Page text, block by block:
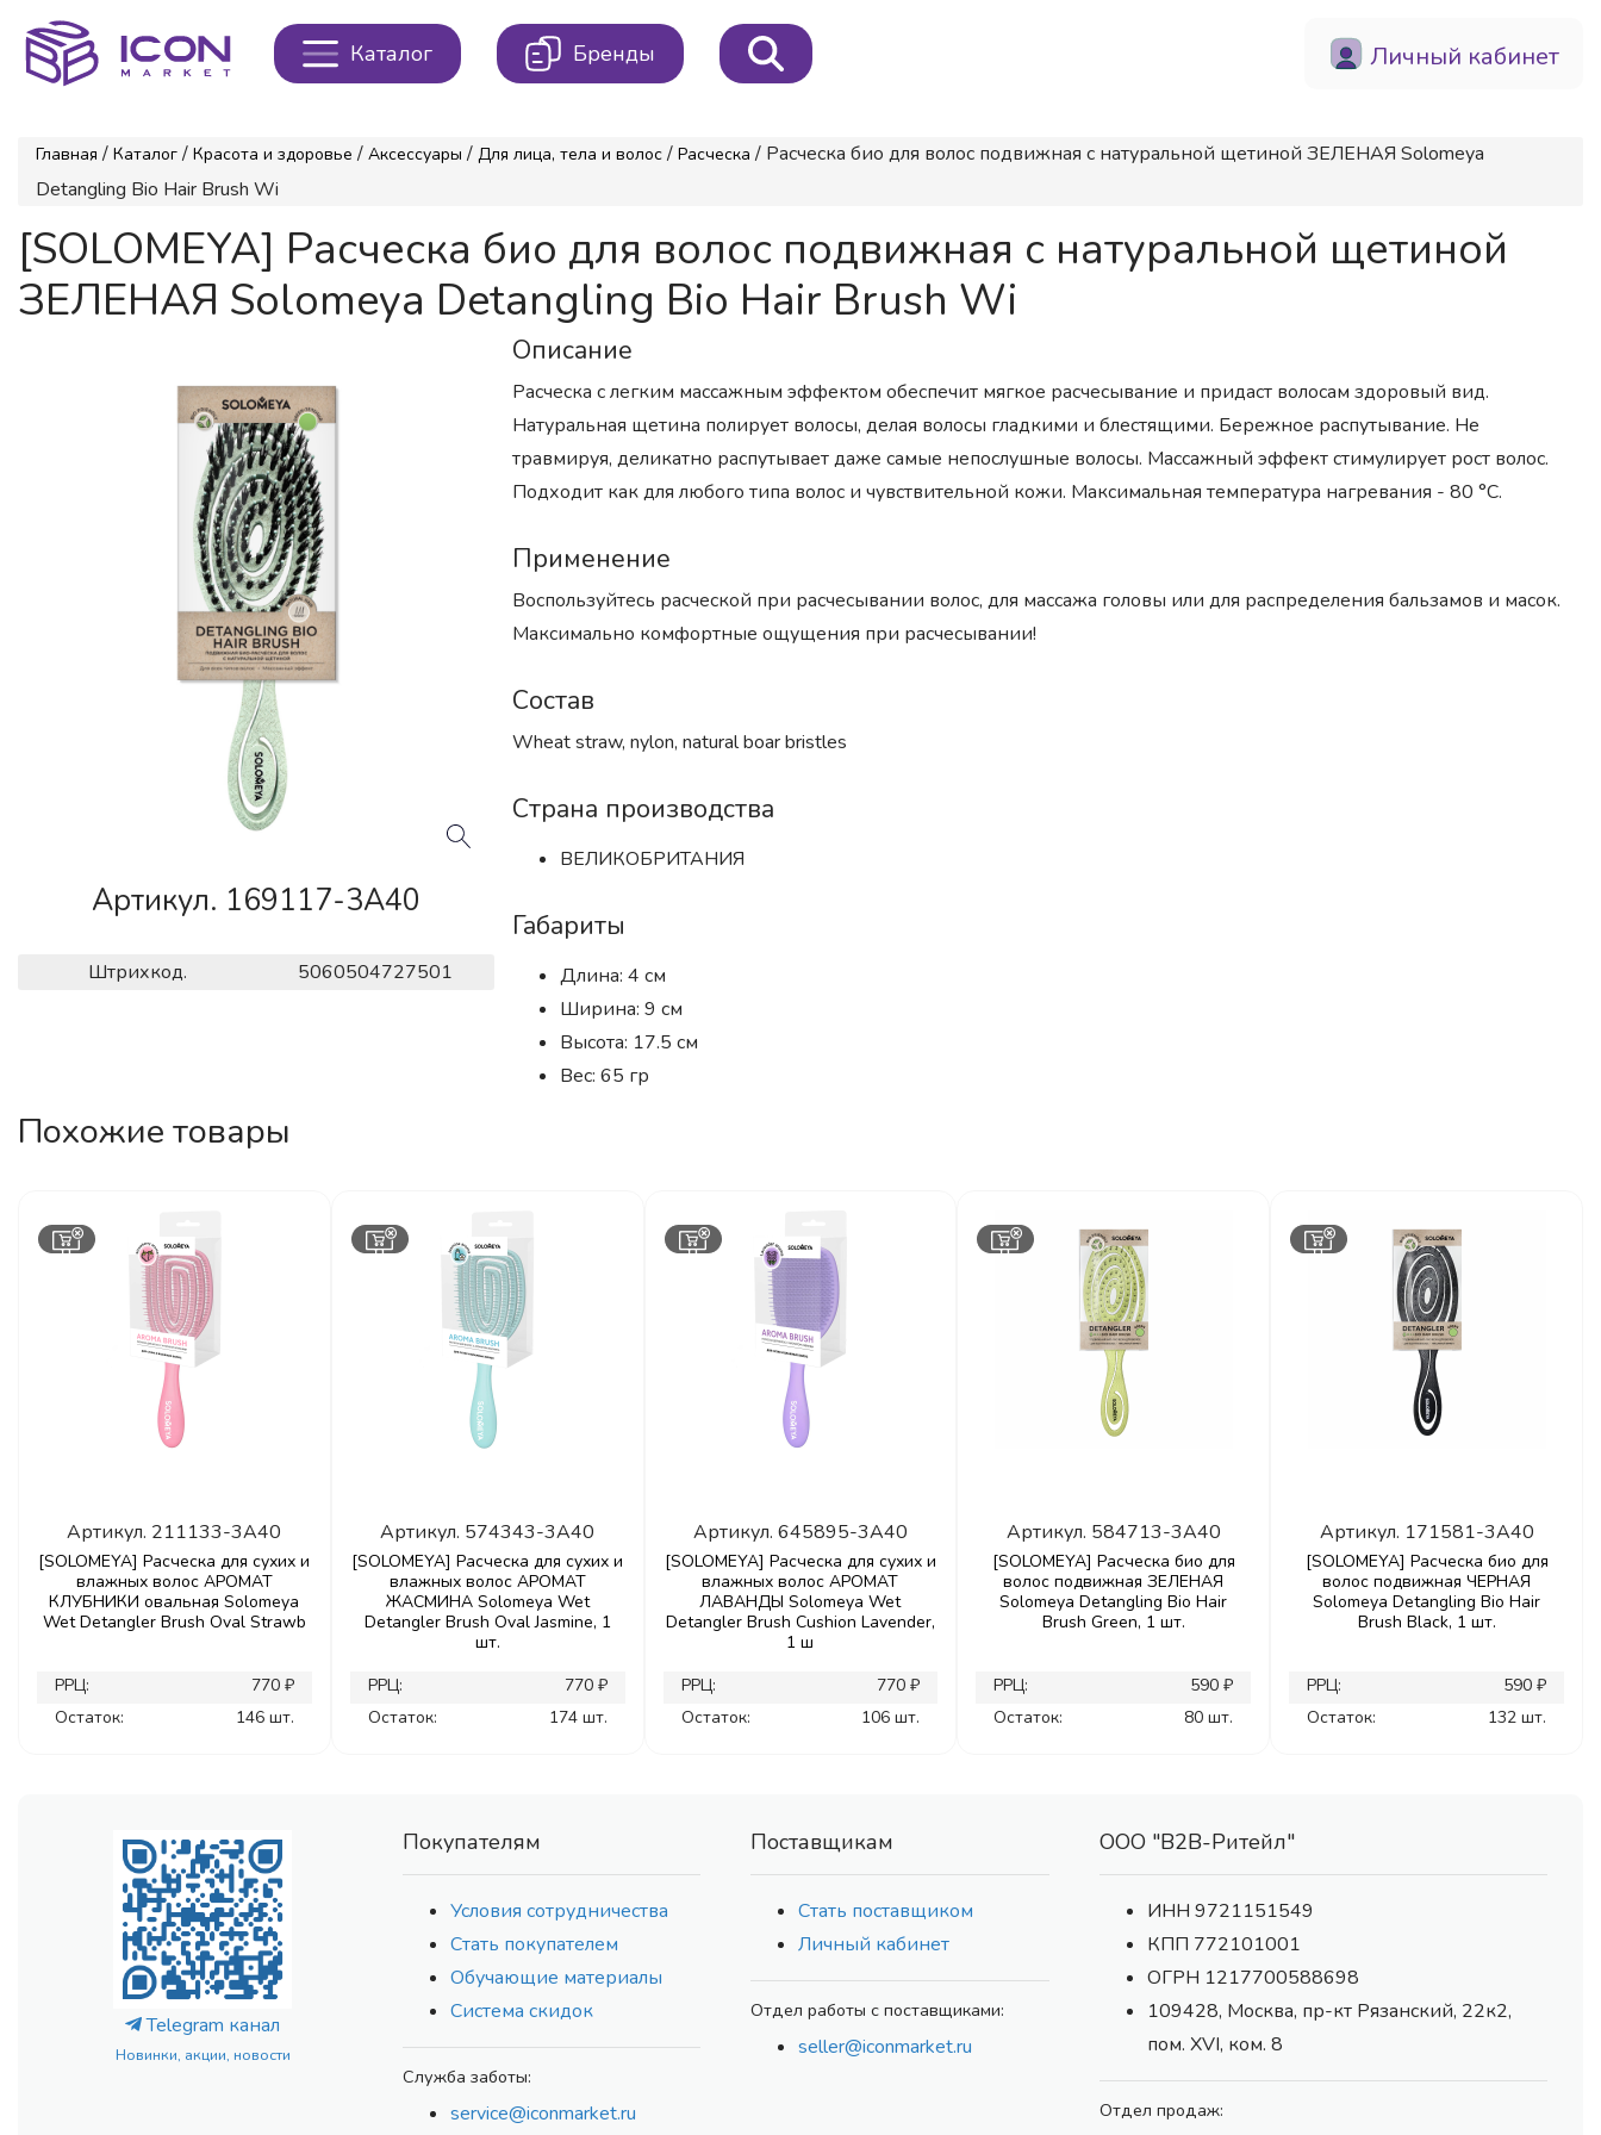
Каталог Бренды Личный кабинет
Главная / Каталог / Красота и здоровье / Аксессуары / Для лица, тела и волос / Расческа / Расческа био для волос подвижная c натуральной щетиной ЗЕЛЕНАЯ Solomeya
Detangling Bio Hair Brush Wi
[SOLOMEYA] Расческа био для волос подвижная c натуральной щетиной
ЗЕЛЕНАЯ Solomeya Detangling Bio Hair Brush Wi
Артикул. 169117-3A40
Штрихкод. 5060504727501
Описание
Расческа с легким массажным эффектом обеспечит мягкое расчесывание и придаст волосам здоровый вид.
Натуральная щетина полирует волосы, делая волосы гладкими и блестящими. Бережное распутывание. Не
травмируя, деликатно распутывает даже самые непослушные волосы. Массажный эффект стимулирует рост волос.
Подходит как для любого типа волос и чувствительной кожи. Максимальная температура нагревания - 80 °C.
Применение
Воспользуйтесь расческой при расчесывании волос, для массажа головы или для распределения бальзамов и масок.
Максимально комфортные ощущения при расчесывании!
Состав
Wheat straw, nylon, natural boar bristles
Страна производства
ВЕЛИКОБРИТАНИЯ
Габариты
Длина: 4 см
Ширина: 9 см
Высота: 17.5 см
Вес: 65 гр
Похожие товары
Артикул. 211133-3A40
[SOLOMEYA] Расческа для сухих и
влажных волос АРОМАТ
КЛУБНИКИ овальная Solomeya
Wet Detangler Brush Oval Strawb
РРЦ:
770 ₽
Остаток:
146 шт.
Артикул. 574343-3A40
[SOLOMEYA] Расческа для сухих и
влажных волос АРОМАТ
ЖАСМИНА Solomeya Wet
Detangler Brush Oval Jasmine, 1
шт.
РРЦ:
770 ₽
Остаток:
174 шт.
Артикул. 645895-3A40
[SOLOMEYA] Расческа для сухих и
влажных волос АРОМАТ
ЛАВАНДЫ Solomeya Wet
Detangler Brush Cushion Lavender,
1 ш
РРЦ:
770 ₽
Остаток:
106 шт.
Артикул. 584713-3A40
[SOLOMEYA] Расческа био для
волос подвижная ЗЕЛЕНАЯ
Solomeya Detangling Bio Hair
Brush Green, 1 шт.
РРЦ:
590 ₽
Остаток:
80 шт.
Артикул. 171581-3A40
[SOLOMEYA] Расческа био для
волос подвижная ЧЕРНАЯ
Solomeya Detangling Bio Hair
Brush Black, 1 шт.
РРЦ:
590 ₽
Остаток:
132 шт.
Telegram канал
Новинки, акции, новости
Покупателям
Условия сотрудничества
Стать покупателем
Обучающие материалы
Система скидок
Служба заботы:
service@iconmarket.ru
Поставщикам
Стать поставщиком
Личный кабинет
Отдел работы с поставщиками:
seller@iconmarket.ru
ООО "В2В-Ритейл"
ИНН 9721151549
КПП 772101001
ОГРН 1217700588698
109428, Москва, пр-кт Рязанский, 22к2,
пом. XVI, ком. 8
Отдел продаж: